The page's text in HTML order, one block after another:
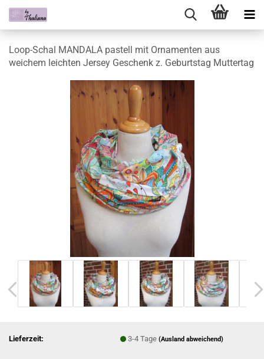
Loop-Schal MANDALA pastell mit Ornamenten aus
weichem leichten Jersey Geschenk z. Geburtstag Muttertag
Lieferzeit: 3-4 Tage(Ausland abweichend)